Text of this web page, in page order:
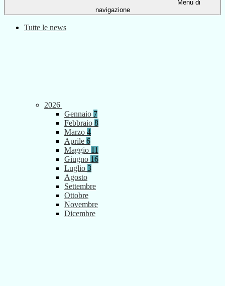
Menu di
navigazione
Tutte le news
2026
Gennaio 7
Febbraio 8
Marzo 4
Aprile 6
Maggio 11
Giugno 16
Luglio 3
Agosto
Settembre
Ottobre
Novembre
Dicembre